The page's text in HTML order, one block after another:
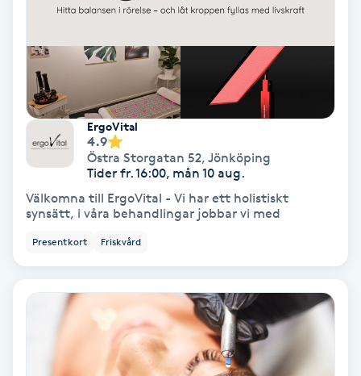
Fransk manikyr
Fransrengöring
Frekvensterapi
Friskvård
Friskvårdsmassage
Funktionsanalys
ErgoVital
4.9
Östra Storgatan 52, Jönköping
Tider fr. 16:00, mån 10 aug.
Välkomna till ErgoVital - Vi har ett holistiskt
synsätt, i våra behandlingar jobbar vi med
Presentkort Friskvård